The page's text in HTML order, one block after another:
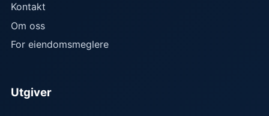
Kontakt
Om oss
For eiendomsmeglere
Utgiver